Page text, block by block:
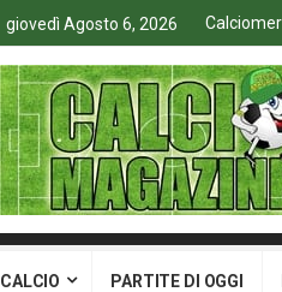
giovedì Agosto 6, 2026
CALCIO PARTITE DI OGGI